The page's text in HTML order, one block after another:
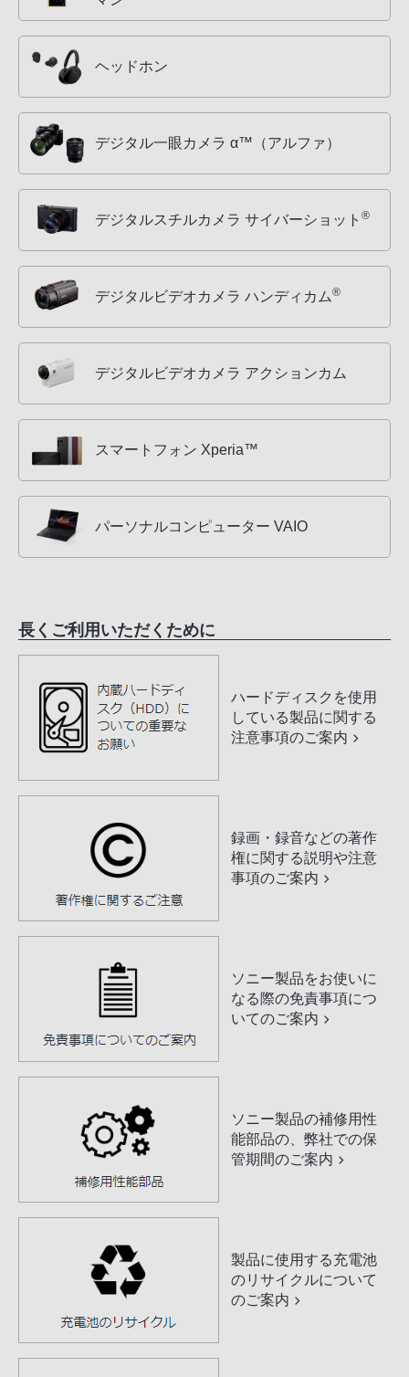
ヘッドホン
デジタル一眼カメラ α™（アルファ）
デジタルスチルカメラ サイバーショット ®
デジタルビデオカメラ ハンディカム®
デジタルビデオカメラ アクションカム
スマートフォン Xperia™
パーソナルコンピューター VAIO
長くご利用いただくために
ハードディスクを使用
している製品に関する
注意事項のご案内
録画・録音などの著作
権に関する説明や注意
事項のご案内
ソニー製品をお使いに
なる際の免責事項につ
いてのご案内
ソニー製品の補修用性
能部品の、弊社での保
管期間のご案内
製品に使用する充電池
のリサイクルについて
のご案内